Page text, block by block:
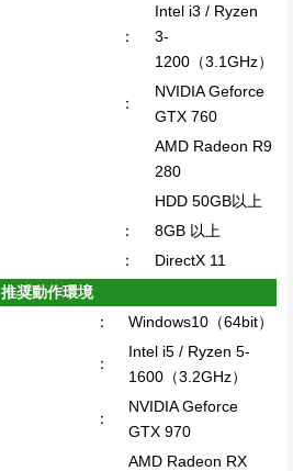
：
Intel i3 / Ryzen
3-
1200（3.1GHz）
：
NVIDIA Geforce
GTX 760
AMD Radeon R9
280
HDD 50GB以上
：
8GB 以上
：
DirectX 11
推奨動作環境
： Windows10（64bit）
：
Intel i5 / Ryzen 5-
1600（3.2GHz）
：
NVIDIA Geforce
GTX 970
AMD Radeon RX